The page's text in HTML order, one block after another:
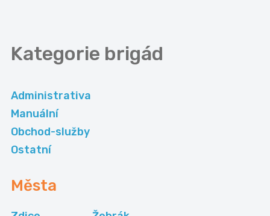
Kategorie brigád
Administrativa
Manuální
Obchod-služby
Ostatní
Města